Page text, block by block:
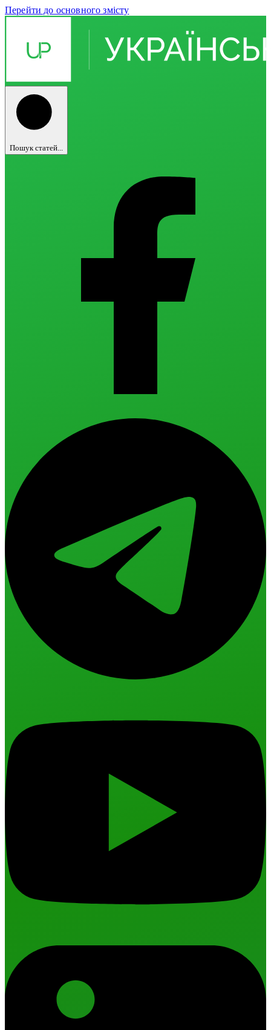
Перейти до основного змісту
Пошук статей...